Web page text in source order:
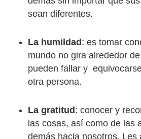
sean diferentes.
La humildad : es tomar
mundo no gira alrededor
pueden fallar y
otra persona.
La gratitud : conocer y
las cosas, así como de las
demás hacia nosotros. Les